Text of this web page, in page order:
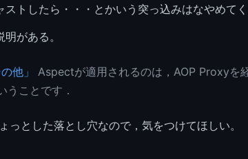
トしたら・・・とかいう突っ込みはなやめてく
がある。
他」
Aspectが適用されるのは，AOP Proxyを
うことです．
っとした落とし穴なので，気をつけてほしい。